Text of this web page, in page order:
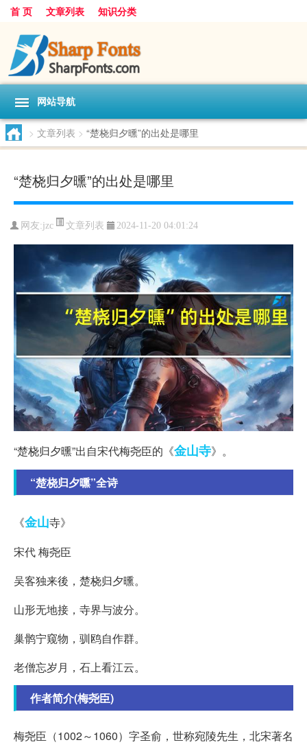
首 页 文章列表 知识分类
网站导航
> 文章列表 > “楚桡归夕曛”的出处是哪里
“楚桡归夕曛”的出处是哪里
网友:jzc 文章列表 2024-11-20 04:01:24
“楚桡归夕曛”出自宋代梅尧臣的《金山寺》。
“楚桡归夕曛”全诗
《金山寺》
宋代 梅尧臣
吴客独来後，楚桡归夕曛。
山形无地接，寺界与波分。
巢鹘宁窥物，驯鸥自作群。
老僧忘岁月，石上看江云。
作者简介(梅尧臣)
梅尧臣（1002～1060）字圣俞，世称宛陵先生，北宋著名